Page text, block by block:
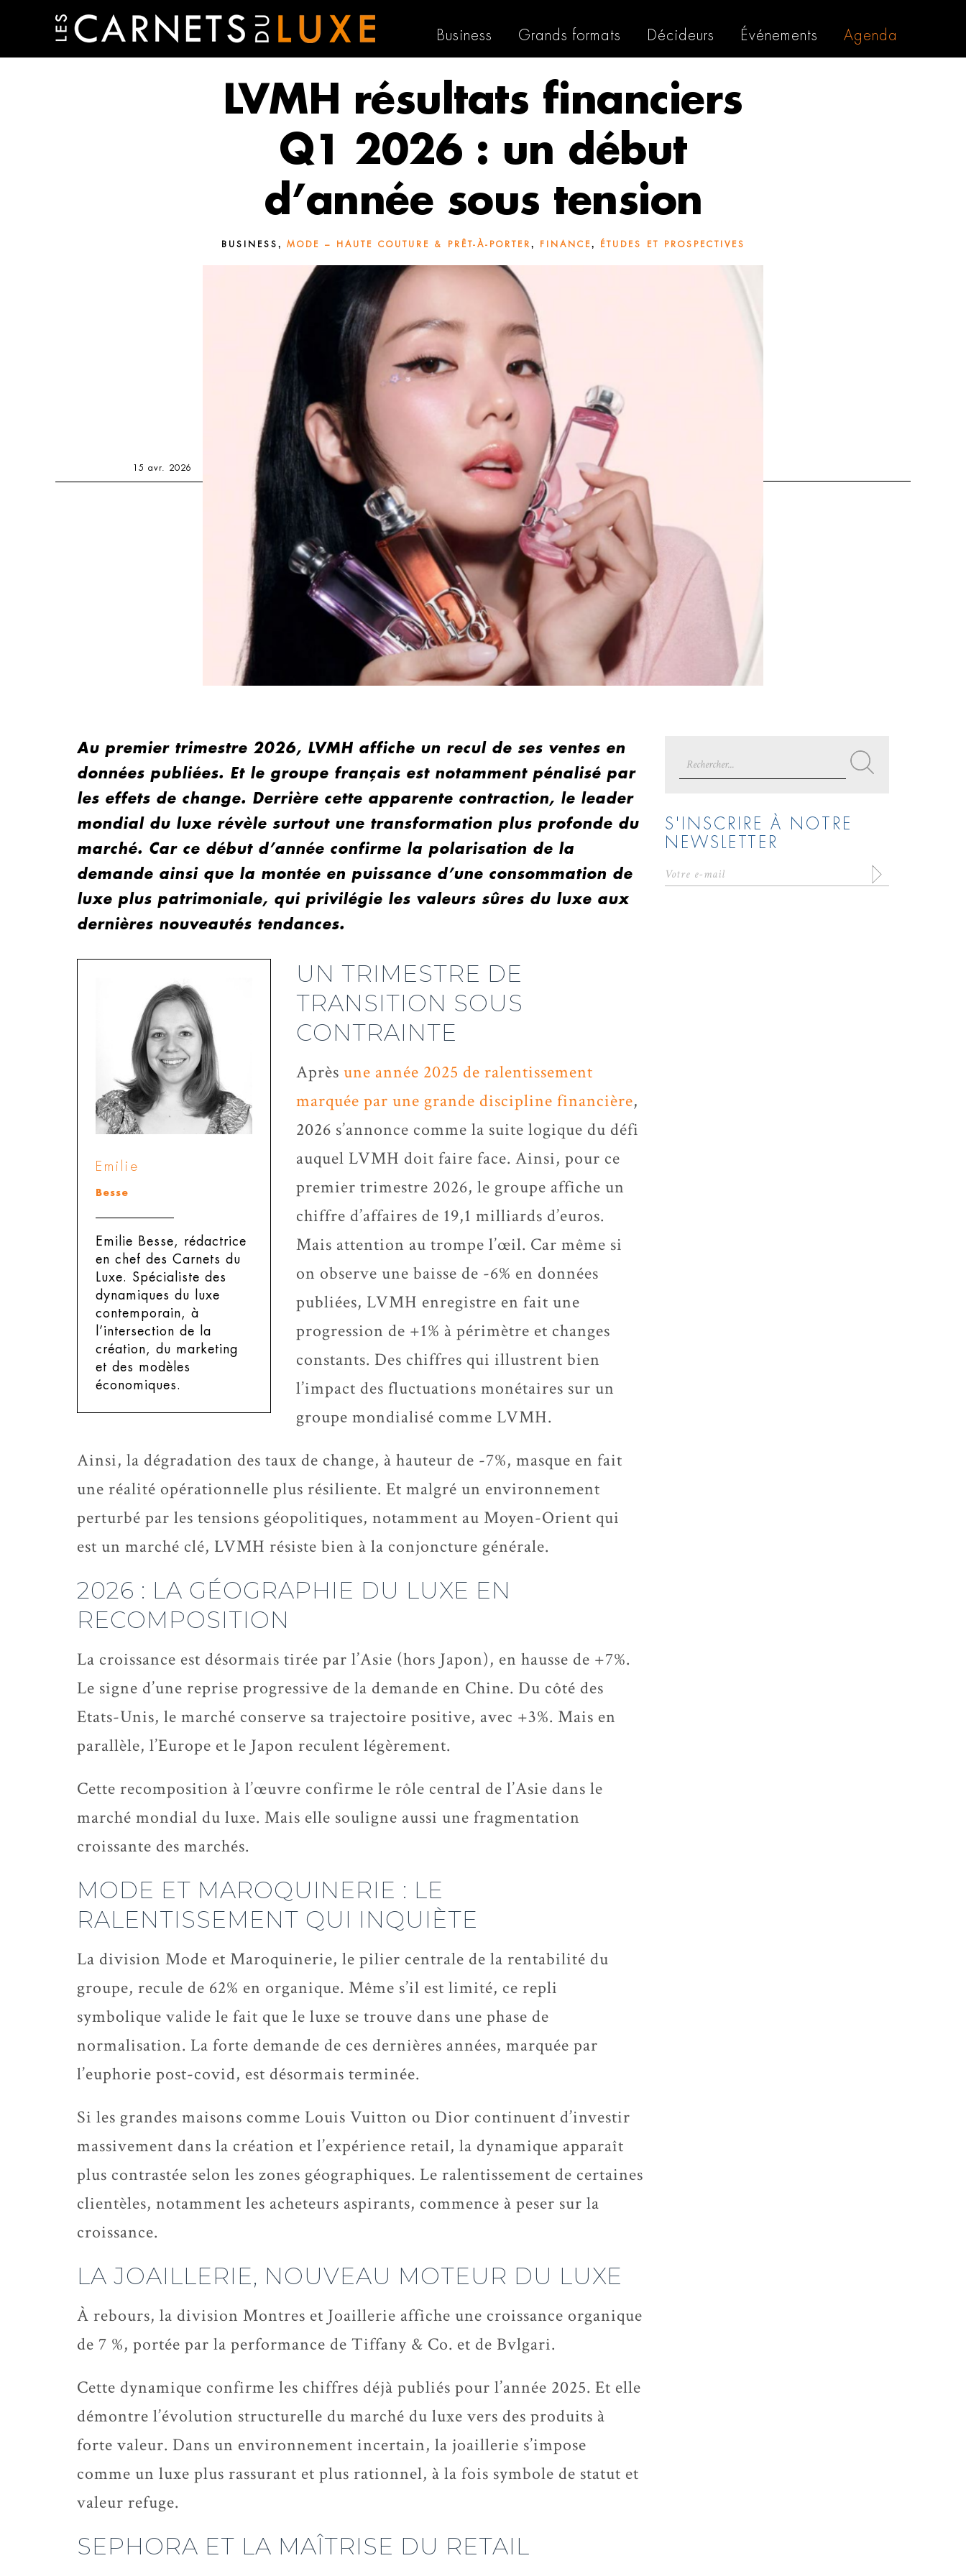
Business Grands formats Décideurs Événements Agenda
LVMH résultats financiers
Q1 2026 : un début
d’année sous tension
BUSINESS , MODE – HAUTE COUTURE & PRÊT-À-PORTER , FINANCE, ÉTUDES ET PROSPECTIVES
15 avr. 2026
Au premier trimestre 2026, LVMH affiche un recul de ses ventes en
données publiées. Et le groupe français est notamment pénalisé par
les effets de change. Derrière cette apparente contraction, le leader
mondial du luxe révèle surtout une transformation plus profonde du
marché. Car ce début d’année confirme la polarisation de la
demande ainsi que la montée en puissance d’une consommation de
luxe plus patrimoniale, qui privilégie les valeurs sûres du luxe aux
dernières nouveautés tendances.
Emilie
Besse
Emilie Besse, rédactrice
en chef des Carnets du
Luxe.
Spécialiste des
dynamiques du luxe
contemporain, à
l’intersection de la
création, du marketing
et des modèles
économiques.
UN TRIMESTRE DE
TRANSITION SOUS
CONTRAINTE
Après une année 2025 de ralentissement
marquée par une grande discipline financière,
2026 s’annonce comme la suite logique du défi
auquel LVMH doit faire face. Ainsi, pour ce
premier trimestre 2026, le groupe affiche un
chiffre d’affaires de 19,1 milliards d’euros.
Mais attention au trompe l’œil. Car même si
on observe une baisse de -6% en données
publiées, LVMH enregistre en fait une
progression de +1% à périmètre et changes
constants. Des chiffres qui illustrent bien
l’impact des fluctuations monétaires sur un
groupe mondialisé comme LVMH.
Ainsi, la dégradation des taux de change, à hauteur de -7%, masque en fait
une réalité opérationnelle plus résiliente. Et malgré un environnement
perturbé par les tensions géopolitiques, notamment au Moyen-Orient qui
est un marché clé, LVMH résiste bien à la conjoncture générale.
2026 : LA GÉOGRAPHIE DU LUXE EN
RECOMPOSITION
La croissance est désormais tirée par l’Asie (hors Japon), en hausse de +7%.
Le signe d’une reprise progressive de la demande en Chine. Du côté des
Etats-Unis, le marché conserve sa trajectoire positive, avec +3%. Mais en
parallèle, l’Europe et le Japon reculent légèrement.
Cette recomposition à l’œuvre confirme le rôle central de l’Asie dans le
marché mondial du luxe. Mais elle souligne aussi une fragmentation
croissante des marchés.
MODE ET MAROQUINERIE : LE
RALENTISSEMENT QUI INQUIÈTE
La division Mode et Maroquinerie, le pilier centrale de la rentabilité du
groupe, recule de 62% en organique. Même s’il est limité, ce repli
symbolique valide le fait que le luxe se trouve dans une phase de
normalisation. La forte demande de ces dernières années, marquée par
l’euphorie post-covid, est désormais terminée.
Si les grandes maisons comme Louis Vuitton ou Dior continuent d’investir
massivement dans la création et l’expérience retail, la dynamique apparaît
plus contrastée selon les zones géographiques. Le ralentissement de certaines
clientèles, notamment les acheteurs aspirants, commence à peser sur la
croissance.
LA JOAILLERIE, NOUVEAU MOTEUR DU LUXE
À rebours, la division Montres et Joaillerie affiche une croissance organique
de 7 %, portée par la performance de Tiffany & Co. et de Bvlgari.
Cette dynamique confirme les chiffres déjà publiés pour l’année 2025. Et elle
démontre l’évolution structurelle du marché du luxe vers des produits à
forte valeur. Dans un environnement incertain, la joaillerie s’impose
comme un luxe plus rassurant et plus rationnel, à la fois symbole de statut et
valeur refuge.
SEPHORA ET LA MAÎTRISE DU RETAIL
for:
S'INSCRIRE À NOTRE
NEWSLETTER